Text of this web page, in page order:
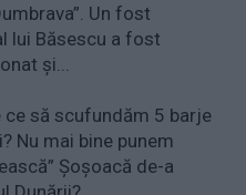
Un fost
lui Băsescu a fost
și...
ce să scufundăm 5 barje
Nu mai bine punem
Șoșoacă de-a